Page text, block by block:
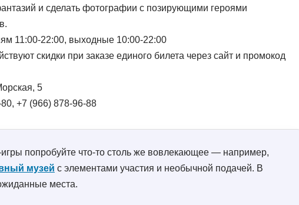
и сделать фотографии с позирующими героями
11:00-22:00, выходные 10:00-22:00
скидки при заказе единого билета через сайт и промокод
5
, +7 (966) 878-96-88
попробуйте что-то столь же вовлекающее — например,
музей с элементами участия и необычной подачей. В
места.